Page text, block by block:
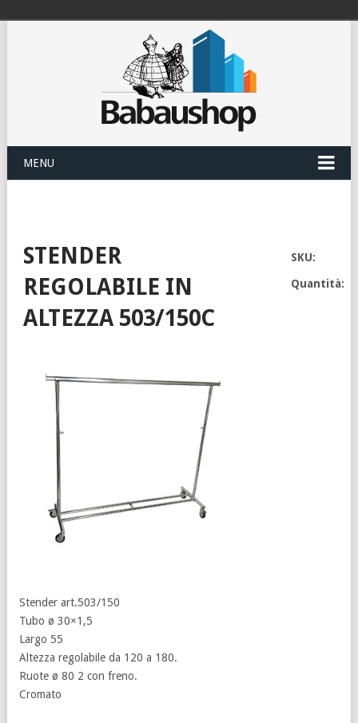
MENU
STENDER
REGOLABILE IN
ALTEZZA 503/150C
SKU:
Quantità:
Stender art.503/150
Tubo ø 30×1,5
Largo 55
Altezza regolabile da 120 a 180.
Ruote ø 80 2 con freno.
Cromato